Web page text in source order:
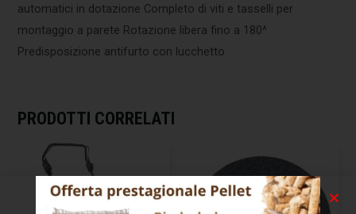
automatici in dotazione Completo di viti e tasselli per
montaggio a parete Rotazione libera fino a 180^
Predisposizione antifurto con lucchetto
PRODOTTI CORRELATI